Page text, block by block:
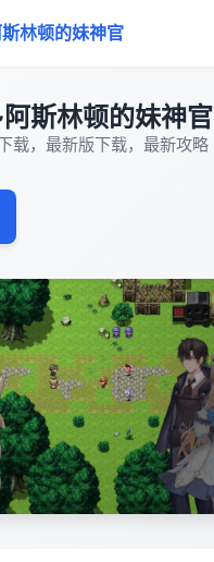
林顿的妹神官
斯林顿的妹神官
载，最新版下载，最新攻略